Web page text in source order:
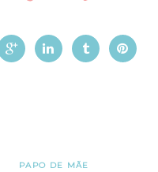
PAPO DE MÃE